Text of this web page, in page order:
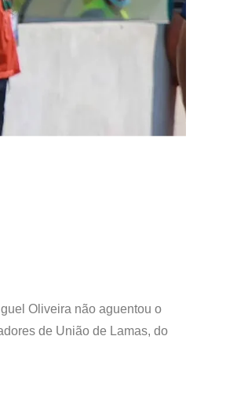
Oliveira não aguentou o
de União de Lamas, do